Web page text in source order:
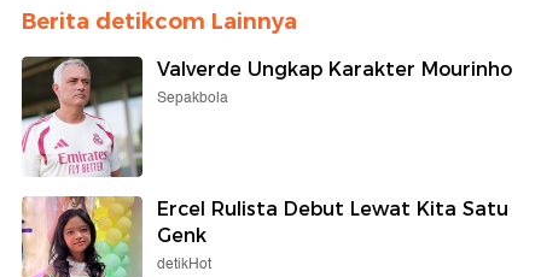
Berita detikcom Lainnya
Valverde Ungkap Karakter Mourinho
Sepakbola
Ercel Rulista Debut Lewat Kita Satu
Genk
detikHot